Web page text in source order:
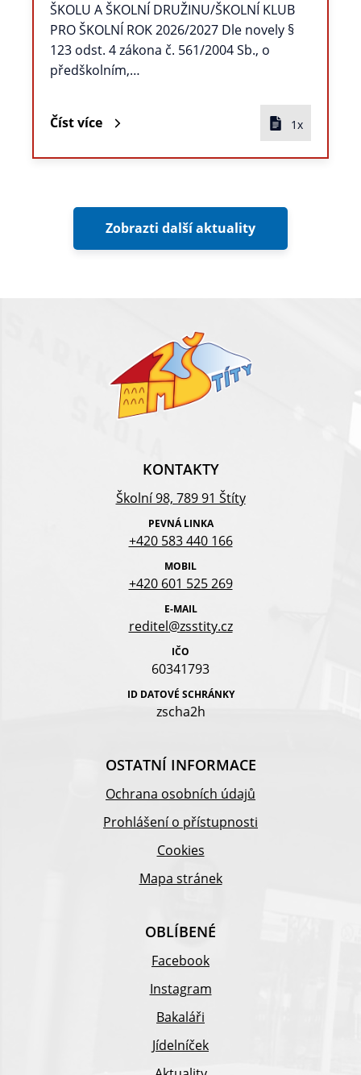
ŠKOLU A ŠKOLNÍ DRUŽINU/ŠKOLNÍ KLUB
PRO ŠKOLNÍ ROK 2026/2027 Dle novely §
123 odst. 4 zákona č. 561/2004 Sb., o
předškolním,…
Číst více 1x
Zobrazti další aktuality
KONTAKTY
Školní 98, 789 91 Štíty
PEVNÁ LINKA
+420 583 440 166
MOBIL
+420 601 525 269
E-MAIL
reditel@zsstity.cz
IČO
60341793
ID DATOVÉ SCHRÁNKY
zscha2h
OSTATNÍ INFORMACE
Ochrana osobních údajů
Prohlášení o přístupnosti
Cookies
Mapa stránek
OBLÍBENÉ
Facebook
Instagram
Bakaláři
Jídelníček